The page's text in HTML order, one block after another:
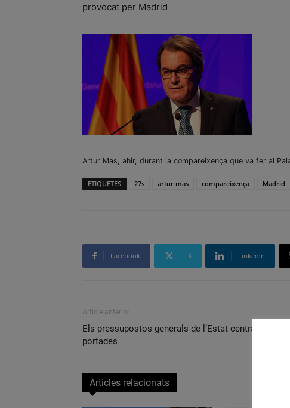
provocat per Madrid
Artur Mas, ahir, durant la compareixença que va fer al
ETIQUETES 27s artur mas compareixença Madrid
Facebook X Linkedin
Article anterior
Els pressupostos generals de l’Estat centra les
portades
Articles relacionats